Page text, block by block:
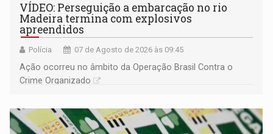
VÍDEO: Perseguição a embarcação no rio
Madeira termina com explosivos
apreendidos
Polícia 07 de Agosto de 2026 às 09:45
Ação ocorreu no âmbito da Operação Brasil Contra o
Crime Organizado